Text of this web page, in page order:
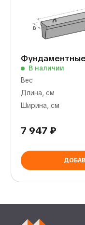
В наличии
Вес
Длина, см
Ширина, см
7 947 ₽